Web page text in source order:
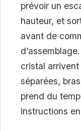
prévoir un
hauteur, et
avant de
cristal
séparées,
prend du
instructions